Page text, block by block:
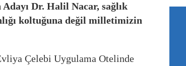
Dr. Halil Nacar, sağlık
koltuğuna değil milletimizin
Çelebi Uygulama Otelinde